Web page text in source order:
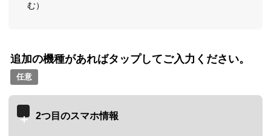
む）
追加の機種があればタップしてご入力ください。
任意
2つ目のスマホ情報